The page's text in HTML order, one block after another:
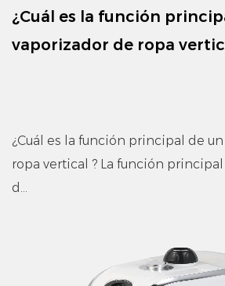
¿Cuál es la función
vaporizador de ropa
¿Cuál es la función principal de un Vaporizador de
ropa vertical ? La función principal de un vaporizador
d...